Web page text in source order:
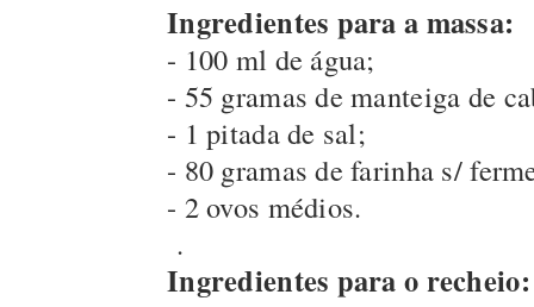
Ingredientes para a massa:
- 100 ml de água;
- 55 gramas de manteiga de
- 1 pitada de sal;
- 80 gramas de farinha s/
- 2 ovos médios.
.
Ingredientes para o recheio: